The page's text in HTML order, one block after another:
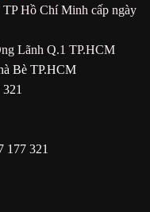
Hồ Chí Minh cấp ngày
Lãnh Q.1 TP.HCM
Bè TP.HCM
177 321